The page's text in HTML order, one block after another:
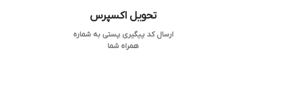
تحویل اکسپرس
ارسال کد پیگیری پستی به شماره
همراه شما